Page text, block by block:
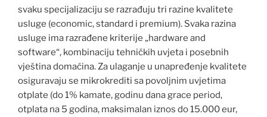
svaku specijalizaciju se razrađuju tri razine kvalitete
usluge (economic, standard i premium). Svaka razina
usluge ima razrađene kriterije „hardware and
software“, kombinaciju tehničkih uvjeta i posebnih
vještina domaćina. Za ulaganje u unapređenje kvalitete
osiguravaju se mikrokrediti sa povoljnim uvjetima
otplate (do 1% kamate, godinu dana grace period,
otplata na 5 godina, maksimalan iznos do 15.000 eur,